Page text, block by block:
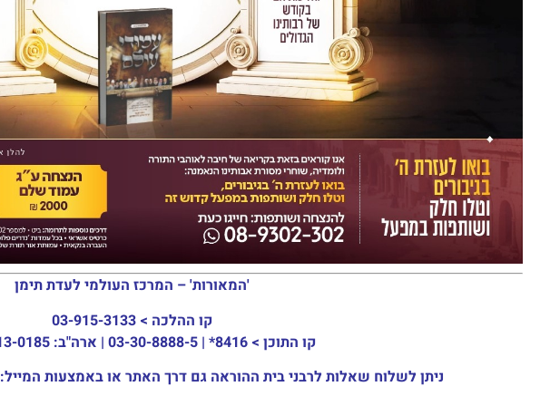
'המאורות' – המרכז העולמי לעדת תימן
קו ההלכה >
קו התוכן >8416* | 03-30-8888-5 | ארה"ב: 151-8613-0185
ניתן לשלוח שאלות לרבני בית ההוראה גם דרך האתר או באמצעות המייל: sm088302222@gmail.com